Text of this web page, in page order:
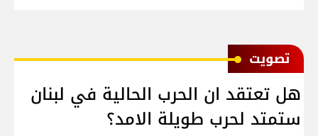
ﺗﺼﻮﻳﺖ
هل تعتقد ان الحرب الحالية في لبنان
ستمتد لحرب طويلة الامد؟